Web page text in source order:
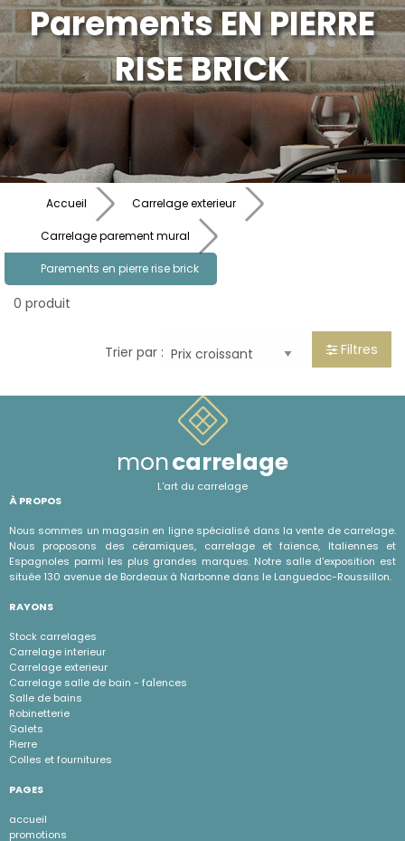
Parements EN PIERRE
RISE BRICK
Accueil Carrelage exterieur
Carrelage parement mural
Parements en pierre rise brick
0 produit
Trier par : Filtres
moncarrelage
L'art du carrelage
À PROPOS
Nous sommes un magasin en ligne spécialisé dans la vente de carrelage.
Nous proposons des céramiques, carrelage et faïence, Italiennes et
Espagnoles parmi les plus grandes marques. Notre salle d'exposition est
située 130 avenue de Bordeaux à Narbonne dans le Languedoc-Roussillon.
RAYONS
Stock carrelages
Carrelage interieur
Carrelage exterieur
Carrelage salle de bain - faÏences
Salle de bains
Robinetterie
Galets
Pierre
Colles et fournitures
PAGES
accueil
promotions